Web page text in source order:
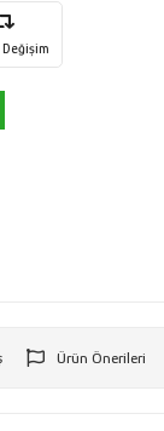
Ürün Önerileri